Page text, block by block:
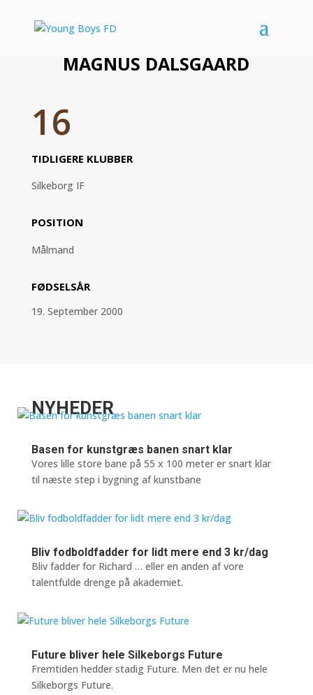
MAGNUS DALSGAARD
16
TIDLIGERE KLUBBER
Silkeborg IF
POSITION
Målmand
FØDSELSÅR
19. September 2000
NYHEDER
Basen for kunstgræs banen snart klar
Vores lille store bane på 55 x 100 meter er snart klar
til næste step i bygning af kunstbane
Bliv fodboldfadder for lidt mere end 3 kr/dag
Bliv fadder for Richard … eller en anden af vore
talentfulde drenge på akademiet.
Future bliver hele Silkeborgs Future
Fremtiden hedder stadig Future. Men det er nu hele
Silkeborgs Future.